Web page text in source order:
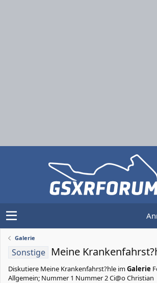
Galerie
Sonstige Meine
Diskutiere Meine Krankenfahrst?hle imGalerie
Allgemein; Nummer 1 Nummer 2 Ci@o Christian